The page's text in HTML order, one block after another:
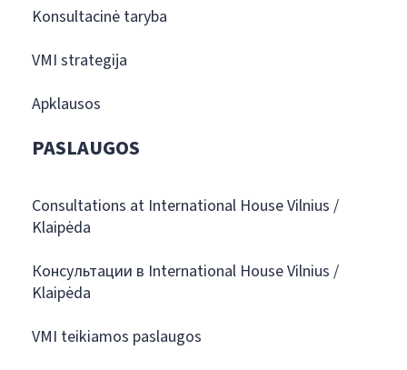
Konsultacinė taryba
VMI strategija
Apklausos
PASLAUGOS
Consultations at International House Vilnius /
Klaipėda
Консультации в International House Vilnius /
Klaipėda
VMI teikiamos paslaugos